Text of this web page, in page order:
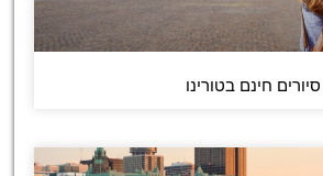
סיורים חינם בטורינו